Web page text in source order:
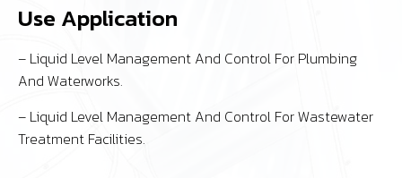
Use Application
– Liquid Level Management And Control For Plumbing
And Waterworks.
– Liquid Level Management And Control For Wastewater
Treatment Facilities.